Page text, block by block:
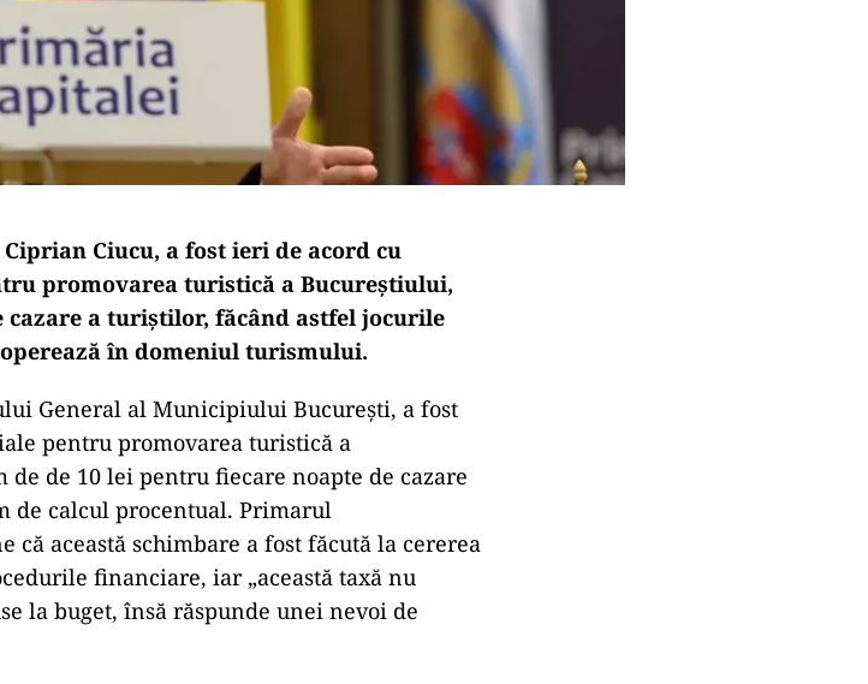
Ciucu, a fost ieri de acord cu
promovarea turistică a Bucureștiului,
cazare a turiștilor, făcând astfel jocurile
în domeniul turismului.
General al Municipiului București, a fost
pentru promovarea turistică a
de 10 lei pentru fiecare noapte de cazare
de calcul procentual. Primarul
că această schimbare a fost făcută la cererea
financiare, iar „această taxă nu
la buget, însă răspunde unei nevoi de